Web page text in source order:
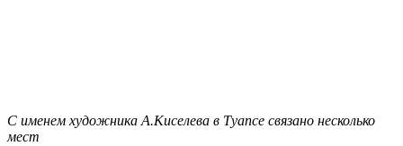
С именем художника А.Киселева в Туапсе связано несколько
мест